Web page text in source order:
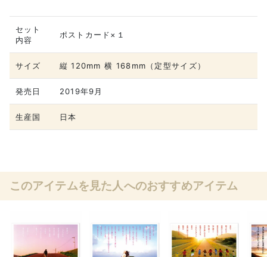
セット
内容
ポストカード×１
サイズ 縦 120mm 横 168mm（定型サイズ）
発売日 2019年9月
生産国 日本
このアイテムを見た人へのおすすめアイテム